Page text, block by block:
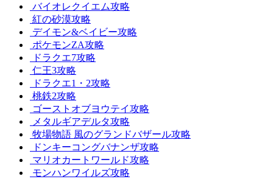
バイオレクイエム攻略
紅の砂漠攻略
デイモン&ベイビー攻略
ポケモンZA攻略
ドラクエ7攻略
仁王3攻略
ドラクエ1・2攻略
桃鉄2攻略
ゴーストオブヨウテイ攻略
メタルギアデルタ攻略
牧場物語 風のグランドバザール攻略
ドンキーコングバナンザ攻略
マリオカートワールド攻略
モンハンワイルズ攻略